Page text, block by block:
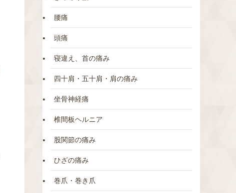
腰痛
頭痛
寝違え、首の痛み
四十肩・五十肩・肩の痛み
坐骨神経痛
椎間板ヘルニア
股関節の痛み
ひざの痛み
巻爪・巻き爪